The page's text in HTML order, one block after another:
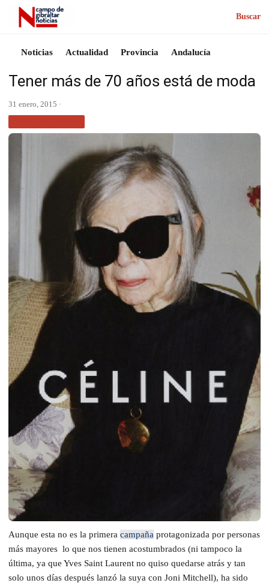
Buscar
Noticias Actualidad Provincia Andalucía
Tener más de 70 años está de moda
31 enero, 2015 ·
Aunque esta no es la primera campaña protagonizada por personas
más mayores lo que nos tienen acostumbrados (ni tampoco la
última, ya que Yves Saint Laurent no quiso quedarse atrás y tan
solo unos días después lanzó la suya con Joni Mitchell), ha sido